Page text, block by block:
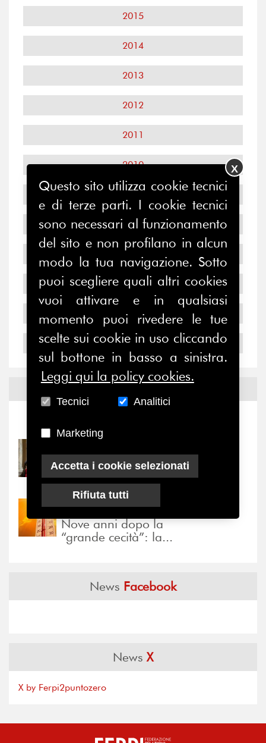
2015
2014
2013
2012
2011
2010
2009
2008
2007
2006
2005
2004
Prima della pausa estiva,
il valore di...
30/07/2026
Nove anni dopo la
“grande cecità”: la...
News Facebook
News X
X by Ferpi2puntozero
Questo sito utilizza cookie tecnici
e di terze parti. I cookie tecnici
sono necessari al funzionamento
del sito e non profilano in alcun
modo la tua navigazione. Sotto
puoi scegliere quali altri cookies
vuoi attivare e in qualsiasi
momento puoi rivedere le tue
scelte sui cookie in uso cliccando
sul bottone in basso a sinistra.
Leggi qui la policy cookies.
Tecnici Analitici
Marketing
Accetta i cookie selezionati
Rifiuta tutti
X